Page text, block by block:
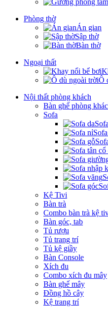
Phòng thờ
Án gian
Sập thờ
Bàn thờ
Ngoại thất
Ô
Nội thất phòng khách
Bàn ghế phòng
Sofa
Kệ Tivi
Bàn trà
Combo bàn trà kệ
Bàn góc, tab
Tủ rượu
Tủ trang trí
Tủ kệ giầy
Bàn Console
Xích đu
Combo xích đu mây
Bàn ghế mây
Đồng hồ cây
Kệ trang trí